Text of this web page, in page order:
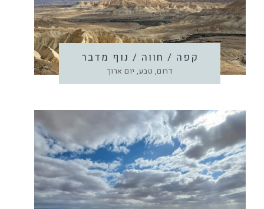
קפה / חווה / נוף מדבר
דרום, טבע, יום ארוך